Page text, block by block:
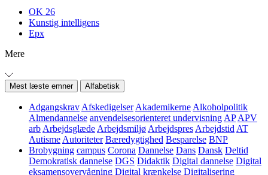
OK 26
Kunstig intelligens
Epx
Mere
Mest læste emner Alfabetisk
Adgangskrav Afskedigelser Akademikerne Alkoholpolitik
Almendannelse anvendelsesorienteret undervisning AP APV
arb Arbejdsglæde Arbejdsmiljø Arbejdspres Arbejdstid AT
Autisme Autoriteter Bæredygtighed Besparelse BNP
Brobygning campus Corona Dannelse Dans Dansk Deltid
Demokratisk dannelse DGS Didaktik Digital dannelse Digital
eksamensovervågning Digital krænkelse Digitalisering